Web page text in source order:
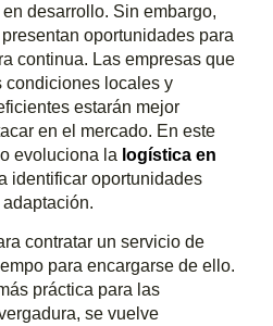
desarrollo. Sin embargo,
oportunidades para
continua. Las empresas que
condiciones locales y
estarán mejor
en el mercado. En este
evoluciona la logística en
identificar oportunidades
contratar un servicio de
para encargarse de ello.
práctica para las
se vuelve